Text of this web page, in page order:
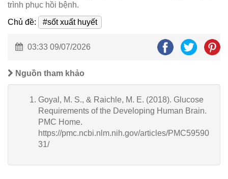
trình phục hồi bệnh.
Chủ đề:
#sốt xuất huyết
03:33 09/07/2026
Nguồn tham khảo
Goyal, M. S., & Raichle, M. E. (2018). Glucose
Requirements of the Developing Human Brain.
PMC Home.
https://pmc.ncbi.nlm.nih.gov/articles/PMC59590
31/